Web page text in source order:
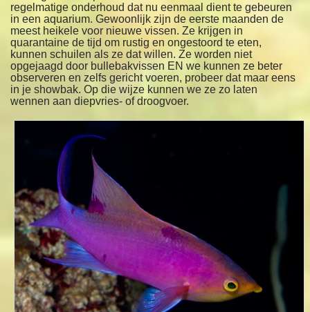
regelmatige onderhoud dat nu eenmaal dient te gebeuren
in een aquarium. Gewoonlijk zijn de eerste maanden de
meest heikele voor nieuwe vissen. Ze krijgen in
quarantaine de tijd om rustig en ongestoord te eten,
kunnen schuilen als ze dat willen. Ze worden niet
opgejaagd door bullebakvissen EN we kunnen ze beter
observeren en zelfs gericht voeren, probeer dat maar eens
in je showbak. Op die wijze kunnen we ze zo laten
wennen aan diepvries- of droogvoer.